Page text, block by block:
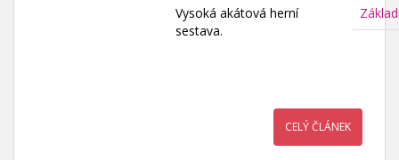
Vysoká akátová herní
sestava.
CELÝ ČLÁNEK